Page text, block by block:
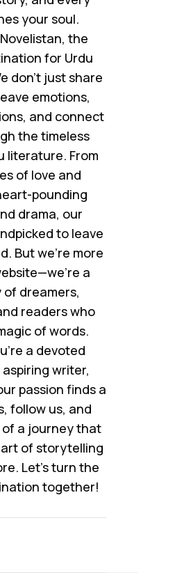
your soul.
the
for Urdu
don’t just share
emotions,
and connect
the timeless
literature. From
of love and
pounding
drama, our
to leave
But we’re more
a
of dreamers,
readers who
of words.
a devoted
writer,
passion finds a
follow us, and
of a journey that
of storytelling
Let’s turn the
together!